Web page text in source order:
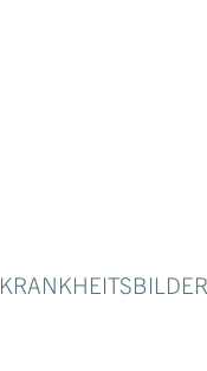
KRANKHEITSBILDER